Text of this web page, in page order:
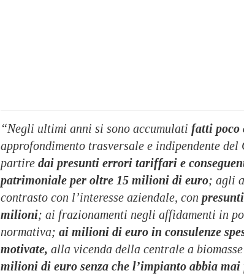
“Negli ultimi anni si sono accumulati fatti poco
approfondimento trasversale e indipendente del
partire dai presunti errori tariffari e
patrimoniale per oltre 15 milioni di euro; agli
contrasto con l’interesse aziendale, con
milioni; ai frazionamenti negli affidamenti in
normativa; ai milioni di euro in consulenze
motivate, alla vicenda della centrale a
milioni di euro senza che l’impianto abbia